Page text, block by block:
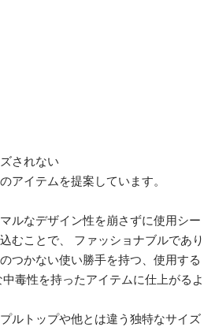
されない
アイテムを提案しています。
ルなデザイン性を崩さずに使用シー
むことで、 ファッショナブルであり
つかない使い勝手を持つ、使用する
毒性を持ったアイテムに仕上がるよ
ルトップや他とは違う独特なサイズ